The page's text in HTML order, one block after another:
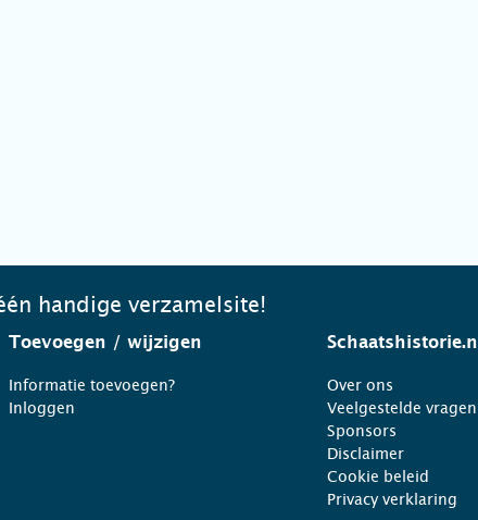
handige verzamelsite!
Toevoegen / wijzigen
Informatie toevoegen?
Inloggen
Schaatshistorie.nl
Over ons
Veelgestelde vragen
Sponsors
Disclaimer
Cookie beleid
Privacy verklaring